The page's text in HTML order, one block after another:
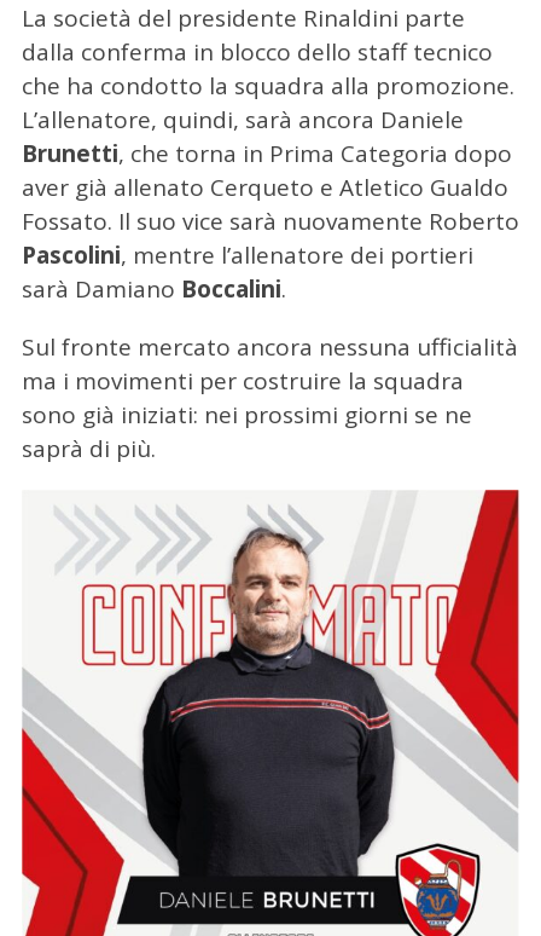
La società del presidente Rinaldini parte
dalla conferma in blocco dello staff tecnico
che ha condotto la squadra alla promozione.
L’allenatore, quindi, sarà ancora Daniele
Brunetti, che torna in Prima Categoria dopo
aver già allenato Cerqueto e Atletico Gualdo
Fossato. Il suo vice sarà nuovamente Roberto
Pascolini, mentre l’allenatore dei portieri
sarà Damiano Boccalini.
Sul fronte mercato ancora nessuna ufficialità
ma i movimenti per costruire la squadra
sono già iniziati: nei prossimi giorni se ne
saprà di più.